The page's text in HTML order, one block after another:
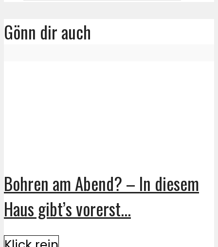
Gönn dir auch
Bohren am Abend? – In diesem
Haus gibt’s vorerst...